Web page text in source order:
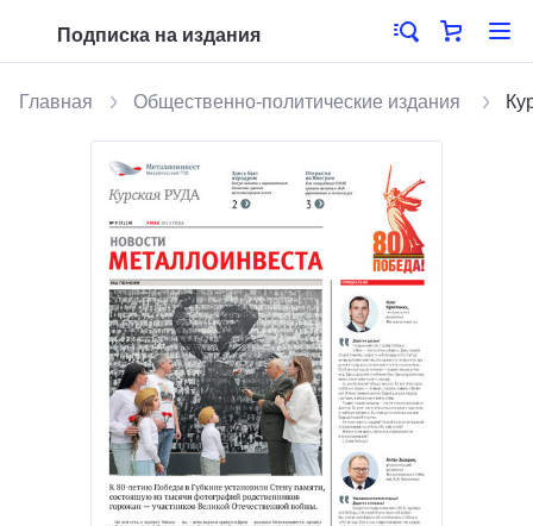
Подписка на издания
Главная Общественно-политические издания